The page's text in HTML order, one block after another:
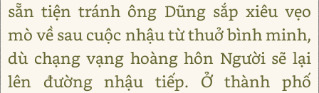
sẵn tiện tránh ông Dũng sắp xiêu vẹo
mò về sau cuộc nhậu từ thuở bình minh,
dù chạng vạng hoàng hôn Người sẽ lại
lên đường nhậu tiếp. Ở thành phố